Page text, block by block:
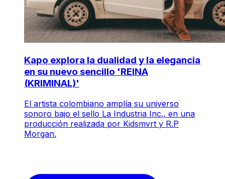
Kapo explora la dualidad y la elegancia
en su nuevo sencillo 'REINA
(KRIMINAL)'
El artista colombiano amplía su universo
sonoro bajo el sello La Industria Inc., en una
producción realizada por Kidsmvrt y R.P
Morgan.